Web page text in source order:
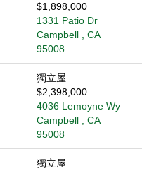
$1,898,000
1331 Patio Dr
Campbell , CA
95008
獨立屋
$2,398,000
4036 Lemoyne Wy
Campbell , CA
95008
獨立屋